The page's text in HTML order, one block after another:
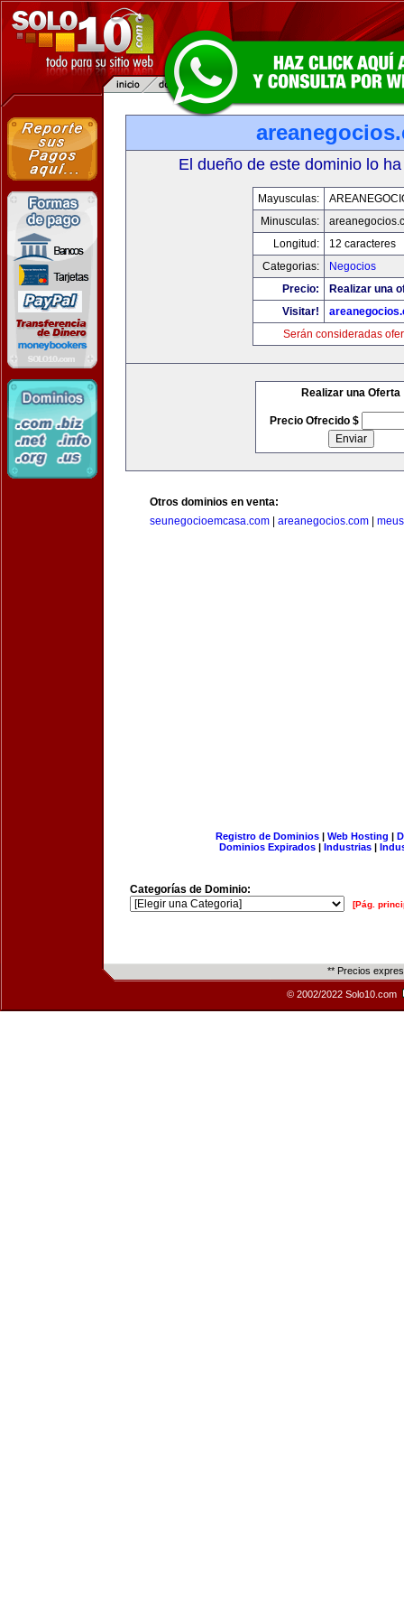
El dueño de este dominio lo
Mayusculas:
Minusculas:
Longitud:
12 caracteres
Categorias:
Negocios
Precio:
Realizar una
Visitar!
Serán consideradas
Realizar una Oferta
Precio Ofrecido $
Otros dominios en venta:
seunegocioemcasa.com
areanegocios.com
Registro de Dominios| Web Hosting |
Dominios Expirados | Industrias |
Categorías de Dominio:
[Pág.
** Precios
© 2002/2022 Solo10.com